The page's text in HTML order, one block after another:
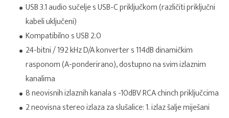
USB 3.1 audio sučelje s USB-C priključkom (različiti priključni
kabeli uključeni)
Kompatibilno s USB 2.0
24-bitni / 192 kHz D/A konverter s 114dB dinamičkim
rasponom (A-ponderirano), dostupno na svim izlaznim
kanalima
8 neovisnih izlaznih kanala s -10dBV RCA chinch priključcima
2 neovisna stereo izlaza za slušalice: 1. izlaz šalje miješani